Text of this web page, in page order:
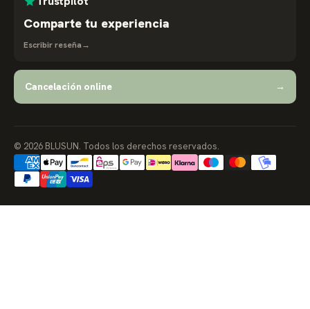
Comparte tu experiencia
Escribir reseña→
Cancelación online →
© 2026 BLUSUN. Todos los derechos reservados.